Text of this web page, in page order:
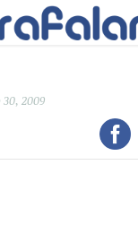
2009